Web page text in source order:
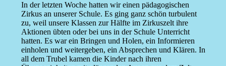
In der letzten Woche hatten wir einen pädagogischen
Zirkus an unserer Schule. Es ging ganz schön turbulent
zu, weil unsere Klassen zur Hälfte im Zirkuszelt ihre
Aktionen übten oder bei uns in der Schule Unterricht
hatten. Es war ein Bringen und Holen, ein Informieren
einholen und weitergeben, ein Absprechen und Klären. In
all dem Trubel kamen die Kinder nach ihren